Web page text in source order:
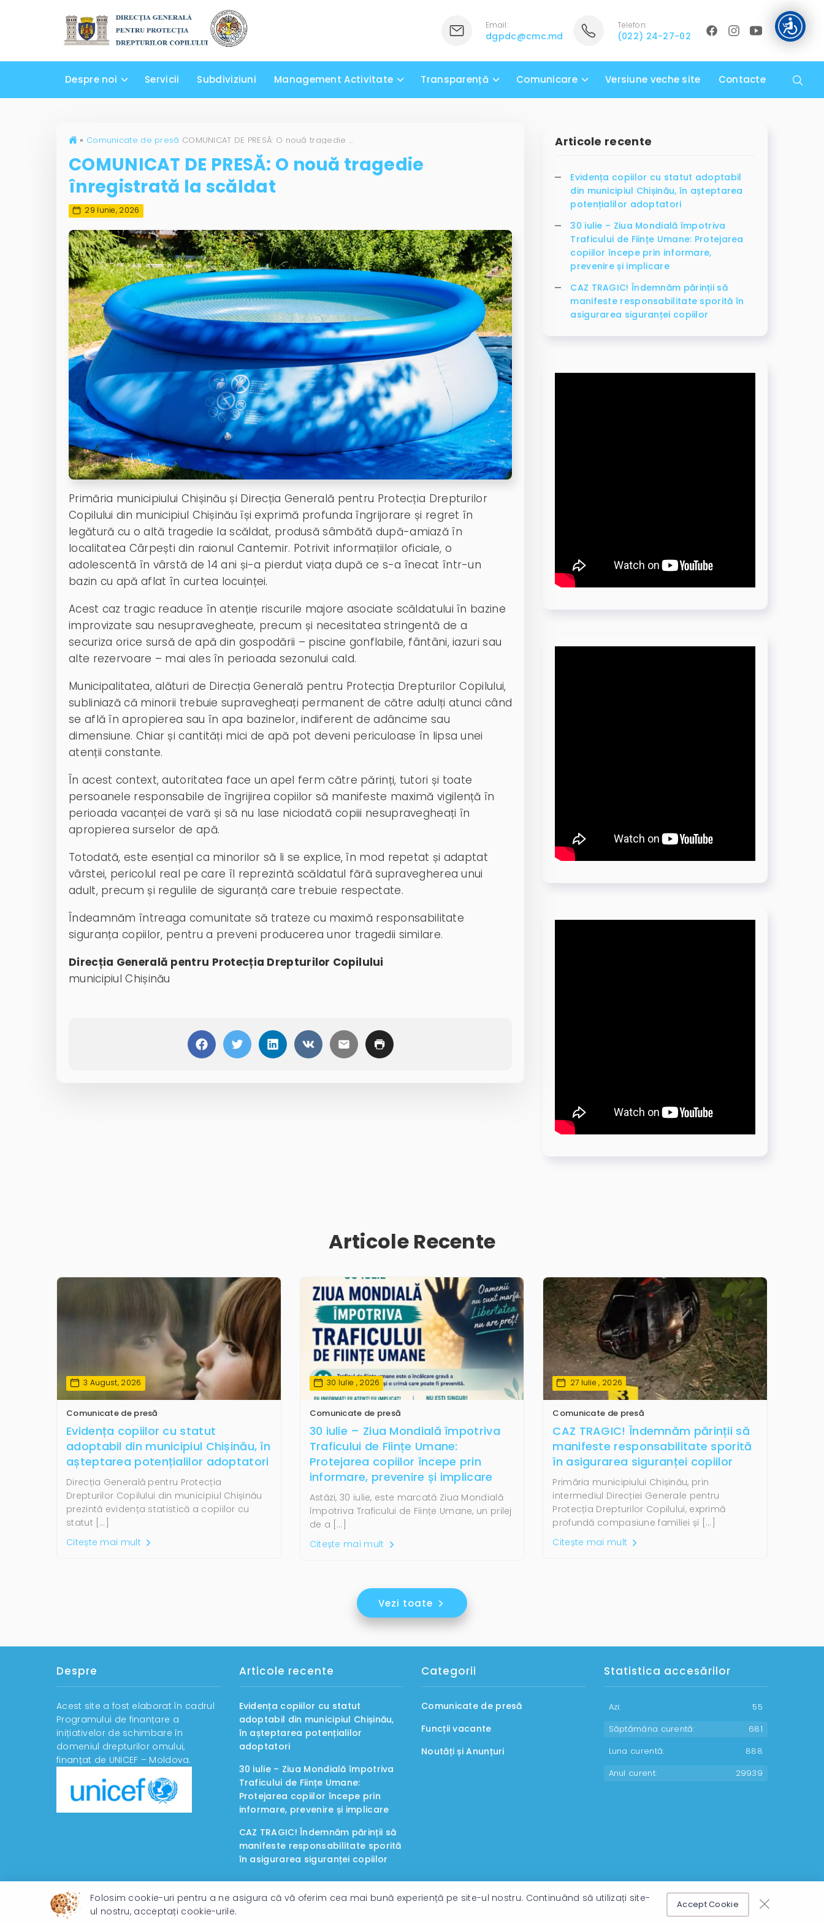
Email:
dgpdc@cmc.md
Telefon:
(022) 24-27-02
Despre noi Servicii Subdiviziuni Management Activitate Transparență Comunicare Versiune veche site Contacte
» Comunicate de presă COMUNICAT DE PRESĂ: O nouă tragedie înregistrată la scăldat
COMUNICAT DE PRESĂ: O nouă tragedie
înregistrată la scăldat
29 Iunie, 2026
Primăria municipiului Chișinău și Direcția Generală pentru Protecția Drepturilor
Copilului din municipiul Chișinău își exprimă profunda îngrijorare și regret în
legătură cu o altă tragedie la scăldat, produsă sâmbătă după-amiază în
localitatea Cârpești din raionul Cantemir. Potrivit informațiilor oficiale, o
adolescentă în vârstă de 14 ani și-a pierdut viața după ce s-a înecat într-un
bazin cu apă aflat în curtea locuinței.
Acest caz tragic readuce în atenție riscurile majore asociate scăldatului în bazine
improvizate sau nesupravegheate, precum și necesitatea stringentă de a
securiza orice sursă de apă din gospodării – piscine gonflabile, fântâni, iazuri sau
alte rezervoare – mai ales în perioada sezonului cald.
Municipalitatea, alături de Direcția Generală pentru Protecția Drepturilor Copilului,
subliniază că minorii trebuie supravegheați permanent de către adulți atunci când
se află în apropierea sau în apa bazinelor, indiferent de adâncime sau
dimensiune. Chiar și cantități mici de apă pot deveni periculoase în lipsa unei
atenții constante.
În acest context, autoritatea face un apel ferm către părinți, tutori și toate
persoanele responsabile de îngrijirea copiilor să manifeste maximă vigilență în
perioada vacanței de vară și să nu lase niciodată copiii nesupravegheați în
apropierea surselor de apă.
Totodată, este esențial ca minorilor să li se explice, în mod repetat și adaptat
vârstei, pericolul real pe care îl reprezintă scăldatul fără supravegherea unui
adult, precum și regulile de siguranță care trebuie respectate.
Îndeamnăm întreaga comunitate să trateze cu maximă responsabilitate
siguranța copiilor, pentru a preveni producerea unor tragedii similare.
Direcția Generală pentru Protecția Drepturilor Copilului
municipiul Chișinău
Articole recente
Evidența copiilor cu statut adoptabil
din municipiul Chișinău, în așteptarea
potențialilor adoptatori
30 iulie – Ziua Mondială împotriva
Traficului de Ființe Umane: Protejarea
copiilor începe prin informare,
prevenire și implicare
CAZ TRAGIC! Îndemnăm părinții să
manifeste responsabilitate sporită în
asigurarea siguranței copiilor
Articole Recente
3 August, 2026
Comunicate de presă
Evidența copiilor cu statut
adoptabil din municipiul Chișinău, în
așteptarea potențialilor adoptatori
Direcția Generală pentru Protecția
Drepturilor Copilului din municipiul Chișinău
prezintă evidența statistică a copiilor cu
statut […]
Citește mai mult
30 Iulie , 2026
Comunicate de presă
30 iulie – Ziua Mondială împotriva
Traficului de Ființe Umane:
Protejarea copiilor începe prin
informare, prevenire și implicare
Astăzi, 30 iulie, este marcată Ziua Mondială
împotriva Traficului de Ființe Umane, un prilej
de a […]
Citește mai mult
27 Iulie , 2026
Comunicate de presă
CAZ TRAGIC! Îndemnăm părinții să
manifeste responsabilitate sporită
în asigurarea siguranței copiilor
Primăria municipiului Chișinău, prin
intermediul Direcției Generale pentru
Protecția Drepturilor Copilului, exprimă
profundă compasiune familiei și […]
Citește mai mult
Vezi toate
Despre
Acest site a fost elaborat în cadrul
Programului de finanțare a
inițiativelor de schimbare în
domeniul drepturilor omului,
finanțat de UNICEF – Moldova.
Articole recente
Evidența copiilor cu statut
adoptabil din municipiul Chișinău,
în așteptarea potențialilor
adoptatori
30 iulie – Ziua Mondială împotriva
Traficului de Ființe Umane:
Protejarea copiilor începe prin
informare, prevenire și implicare
CAZ TRAGIC! Îndemnăm părinții să
manifeste responsabilitate sporită
în asigurarea siguranței copiilor
Categorii
Comunicate de presă
Funcții vacante
Noutăți și Anunțuri
Statistica accesărilor
Azi:
55
Săptămâna curentă:
681
Luna curentă:
888
Anul curent:
29939
© 2026 Direcția Generală pentru Protecția Drepturilor Copilului - Toate drepturile rezervate.
Folosim cookie-uri pentru a ne asigura că vă oferim cea mai bună experiență pe site-ul nostru. Continuând să utilizați site-
ul nostru, acceptați cookie-urile.
Accept Cookie